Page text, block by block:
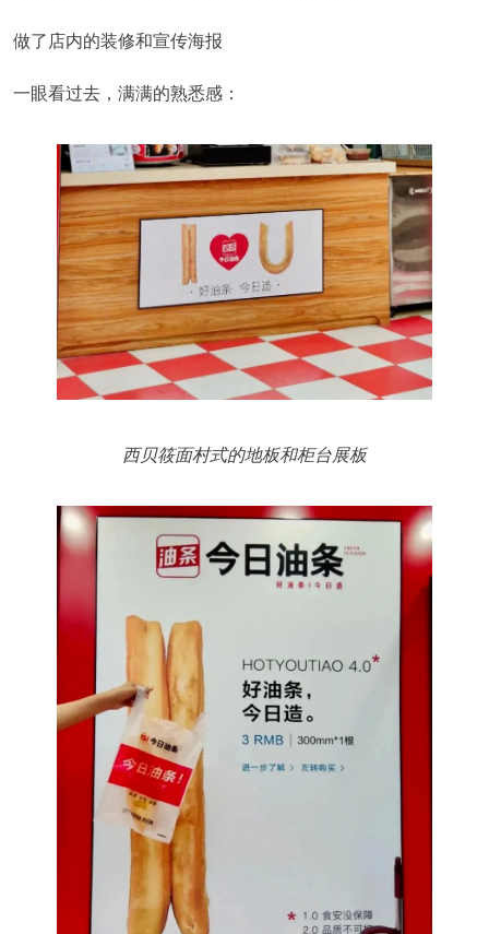
做了店内的装修和宣传海报
一眼看过去，满满的熟悉感：
西贝筱面村式的地板和柜台展板